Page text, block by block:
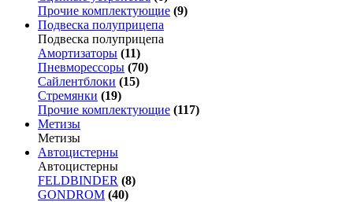
Прочие комплектующие (9)
Подвеска полуприцепа
Подвеска полуприцепа
Амортизаторы (11)
Пневморессоры (70)
Сайлентблоки (15)
Стремянки (19)
Прочие комплектующие (117)
Метизы
Метизы
Автоцистерны
Автоцистерны
FELDBINDER (8)
GONDROM (40)